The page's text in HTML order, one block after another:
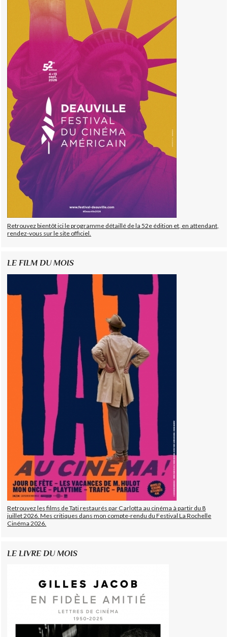
Retrouvez bientôt ici le programme détaillé de la 52e édition et, en attendant,
rendez-vous sur le site officiel.
LE FILM DU MOIS
Retrouvez les films de Tati restaurés par Carlotta au cinéma à partir du 8
juillet 2026. Mes critiques dans mon compte-rendu du Festival La Rochelle
Cinéma 2026.
LE LIVRE DU MOIS